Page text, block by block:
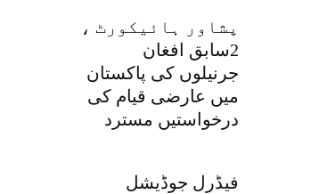
پشاور ہائیکورٹ ،
2سابق افغان
جرنیلوں کی پاکستان
میں عارضی قیام کی
درخواستیں مسترد
فیڈرل جوڈیشل